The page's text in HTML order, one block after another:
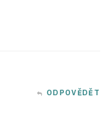
ODPOVĚDĚT